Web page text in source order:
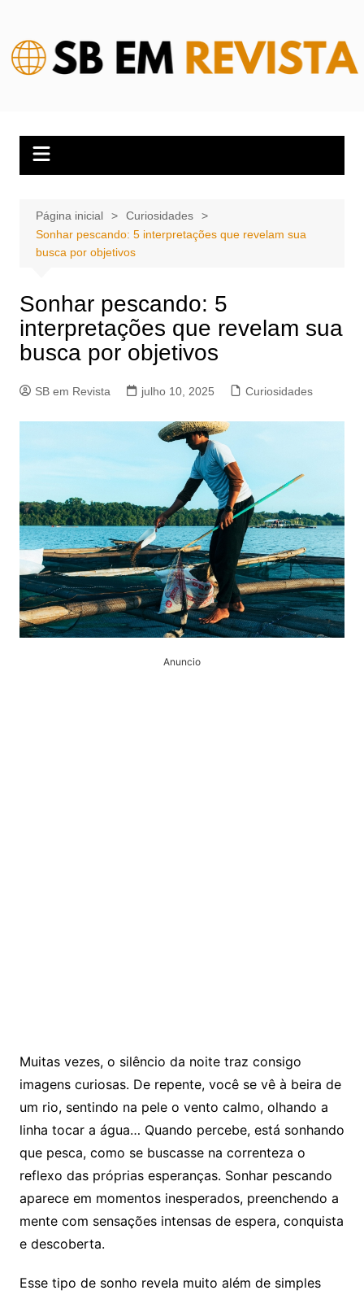
conteúdo
Página inicial
Curiosidades
Sonhar pescando: 5 interpretações que revelam sua
busca por objetivos
Sonhar pescando: 5
interpretações que revelam sua
busca por objetivos
SB em Revista julho 10, 2025 Curiosidades
Anuncio
Muitas vezes, o silêncio da noite traz consigo
imagens curiosas. De repente, você se vê à beira de
um rio, sentindo na pele o vento calmo, olhando a
linha tocar a água… Quando percebe, está sonhando
que pesca, como se buscasse na correnteza o
reflexo das próprias esperanças. Sonhar pescando
aparece em momentos inesperados, preenchendo a
mente com sensações intensas de espera, conquista
e descoberta.
Esse tipo de sonho revela muito além de simples